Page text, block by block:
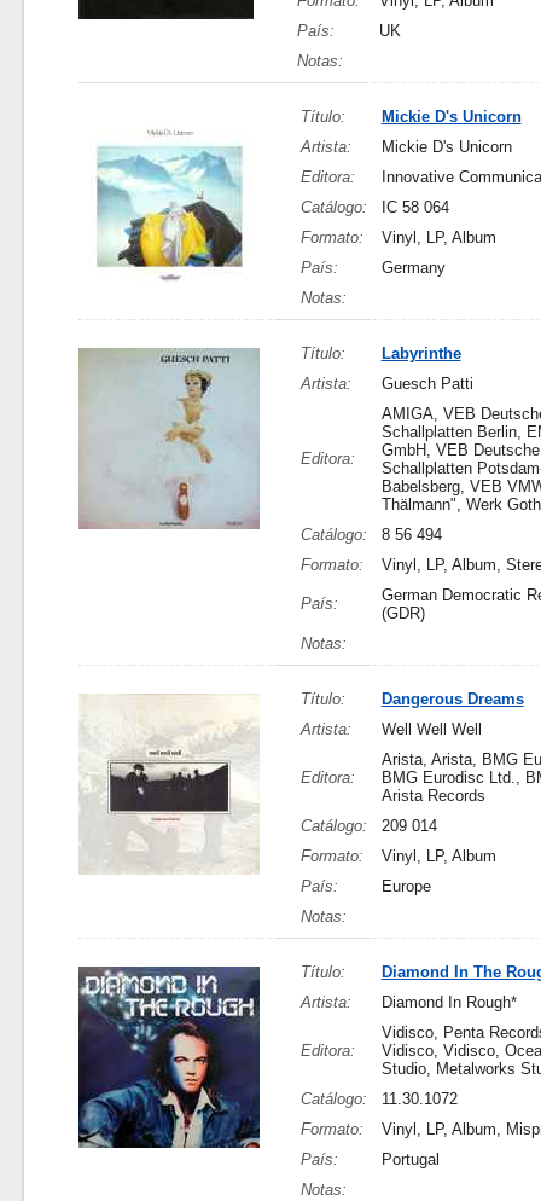
País:
UK
Notas:
Título:
Mickie D's Unicorn
Artista:
Mickie D's Unicorn
Editora:
Innovative
Catálogo:
IC 58 064
Formato:
Vinyl, LP, Album
País:
Germany
Notas:
Título:
Labyrinthe
Artista:
Guesch Patti
Editora:
AMIGA, VEB
Schallplatten Berlin,
GmbH, VEB Deutsche
Schallplatten
Babelsberg, VEB
Thälmann", Werk
Catálogo:
8 56 494
Formato:
Vinyl, LP, Album,
País:
German Democratic
(GDR)
Notas:
Título:
Dangerous Dreams
Artista:
Well Well Well
Editora:
Arista, Arista, BMG
BMG Eurodisc Ltd.,
Arista Records
Catálogo:
209 014
Formato:
Vinyl, LP, Album
País:
Europe
Notas:
Título:
Diamond In The
Artista:
Diamond In Rough*
Editora:
Vidisco, Penta
Vidisco, Vidisco,
Studio, Metalworks
Catálogo:
11.30.1072
Formato:
Vinyl, LP, Album,
País:
Portugal
Notas: